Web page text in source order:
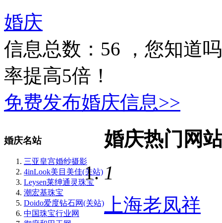
婚庆
信息总数： 56 ，您知道
率提高5倍！
免费发布婚庆信息>>
婚庆名站
三亚皇宫婚纱摄影
4inLook美目美佳(关站)
Leysen莱绅通灵珠宝
潮宏基珠宝
Doido爱度钻石网(关站)
中国珠宝行业网
婚庆热门网
1
上海老凤祥